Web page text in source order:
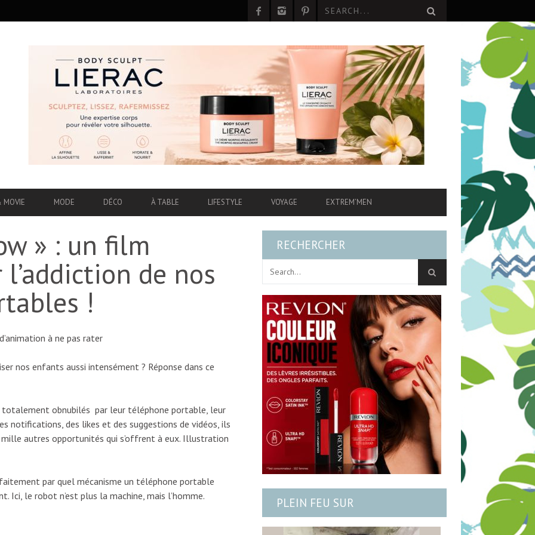
MOVIE MODE DÉCO À TABLE LIFESTYLE VOYAGE EXTREM’MEN
» : un film
de nos
!
à ne pas rater
nos enfants aussi intensément ? Réponse dans ce
obnubilés par leur téléphone portable, leur
notifications, des likes et des suggestions de vidéos, ils
autres opportunités qui s’offrent à eux. Illustration
par quel mécanisme un téléphone portable
Ici, le robot n’est plus la machine, mais l’homme.
RECHERCHER
PLEIN FEU SUR